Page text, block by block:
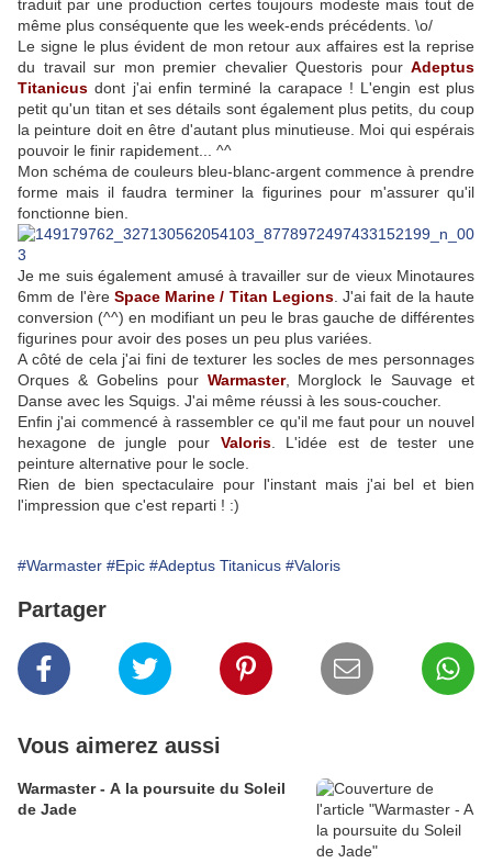
traduit par une production certes toujours modeste mais tout de
même plus conséquente que les week-ends précédents. \o/
Le signe le plus évident de mon retour aux affaires est la reprise
du travail sur mon premier chevalier Questoris pour Adeptus
Titanicus dont j'ai enfin terminé la carapace ! L'engin est plus
petit qu'un titan et ses détails sont également plus petits, du coup
la peinture doit en être d'autant plus minutieuse. Moi qui espérais
pouvoir le finir rapidement... ^^
Mon schéma de couleurs bleu-blanc-argent commence à prendre
forme mais il faudra terminer la figurines pour m'assurer qu'il
fonctionne bien.
Je me suis également amusé à travailler sur de vieux Minotaures
6mm de l'ère Space Marine / Titan Legions. J'ai fait de la haute
conversion (^^) en modifiant un peu le bras gauche de différentes
figurines pour avoir des poses un peu plus variées.
A côté de cela j'ai fini de texturer les socles de mes personnages
Orques & Gobelins pour Warmaster, Morglock le Sauvage et
Danse avec les Squigs. J'ai même réussi à les sous-coucher.
Enfin j'ai commencé à rassembler ce qu'il me faut pour un nouvel
hexagone de jungle pour Valoris. L'idée est de tester une
peinture alternative pour le socle.
Rien de bien spectaculaire pour l'instant mais j'ai bel et bien
l'impression que c'est reparti ! :)
#Warmaster #Epic #Adeptus Titanicus #Valoris
Partager
Vous aimerez aussi
Warmaster - A la poursuite du Soleil
de Jade